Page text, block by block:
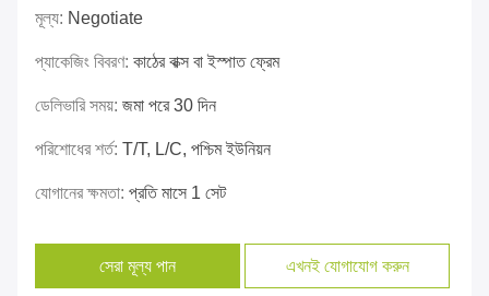
মূল্য: Negotiate
প্যাকেজিং বিবরণ: কাঠের বাক্স বা ইস্পাত ফ্রেম
ডেলিভারি সময়: জমা পরে 30 দিন
পরিশোধের শর্ত: T/T, L/C, পশ্চিম ইউনিয়ন
যোগানের ক্ষমতা: প্রতি মাসে 1 সেট
সেরা মূল্য পান এখনই যোগাযোগ করুন